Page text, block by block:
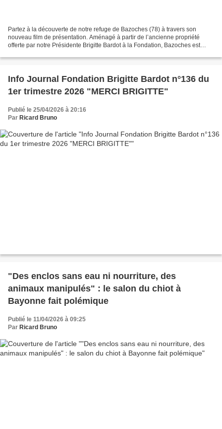
Partez à la découverte de notre refuge de Bazoches (78) à travers son
nouveau film de présentation. Aménagé à partir de l’ancienne propriété
offerte par notre Présidente Brigitte Bardot à la Fondation, Bazoches est
Info Journal Fondation Brigitte Bardot n°136 du
1er trimestre 2026 "MERCI BRIGITTE"
Publié le 25/04/2026 à 20:16
Par Ricard Bruno
"Des enclos sans eau ni nourriture, des
animaux manipulés" : le salon du chiot à
Bayonne fait polémique
Publié le 11/04/2026 à 09:25
Par Ricard Bruno